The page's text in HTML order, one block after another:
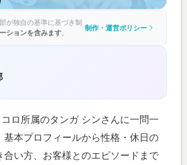
が独自の基準に基づき制
ションを含みます。
制作・運営ポリシー
ロ所属のタンガ シンさんに一問一
本プロフィールから性格・休日の
い方、お客様とのエピソードまで